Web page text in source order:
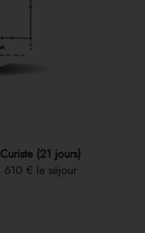
Curiste (21 jours)
610 € le séjour